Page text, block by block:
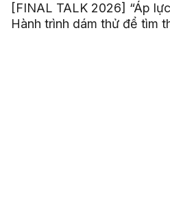
[FINAL TALK 2026] “Áp
Hành trình dám thử để tìm